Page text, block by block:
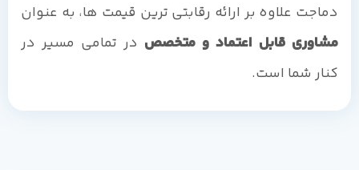
دماجت علاوه بر ارائه رقابتی ترین قیمت ها، به عنوان
مشاوری قابل اعتماد و متخصص در تمامی مسیر در
کنار شما است.